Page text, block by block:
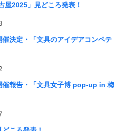
屋2025」見どころ発表！
催決定・「文具のアイデアコンペテ
催報告・「文具女子博 pop-up in 梅